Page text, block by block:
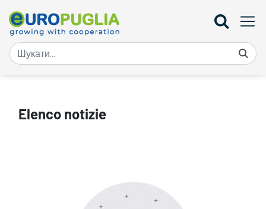
Elenco notizie